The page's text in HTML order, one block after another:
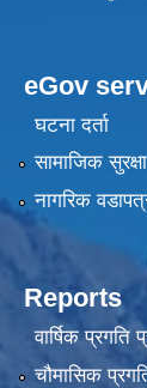
eGov
घटना दर्ता
सामाजिक सुरक्षा
नागरिक
Reports
वार्षिक प्रगति
चौमासिक